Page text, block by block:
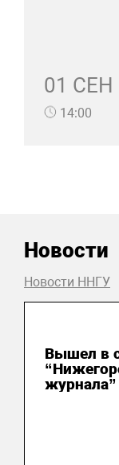
01 СЕН
14:00
Новости
Новости ННГУ
Вышел в
журнала”